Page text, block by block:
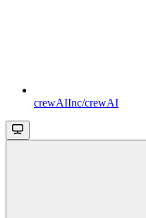
crewAIInc/crewAI